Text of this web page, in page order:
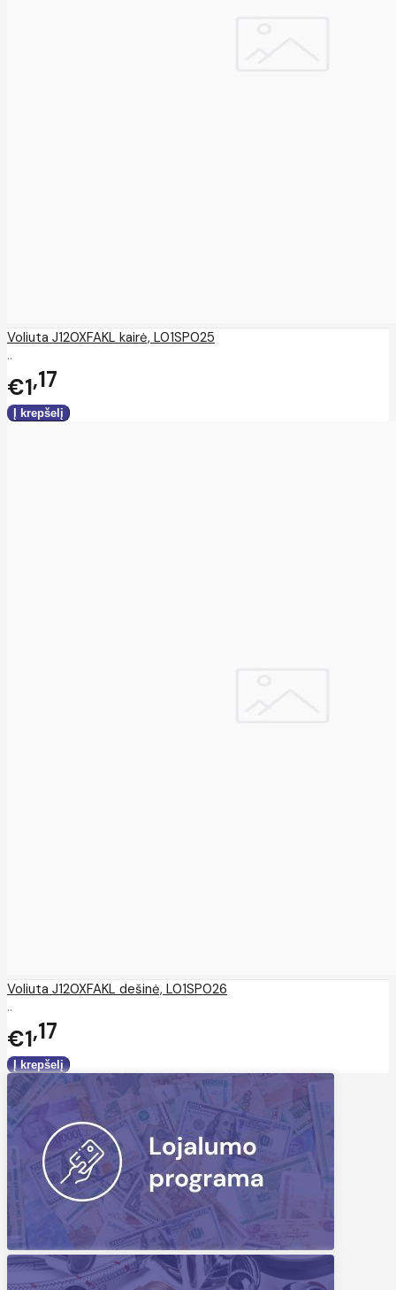
Voliuta J120XFAKL kairė, L01SP025
..
€1 17
Voliuta J120XFAKL dešinė, L01SP026
..
€1 17